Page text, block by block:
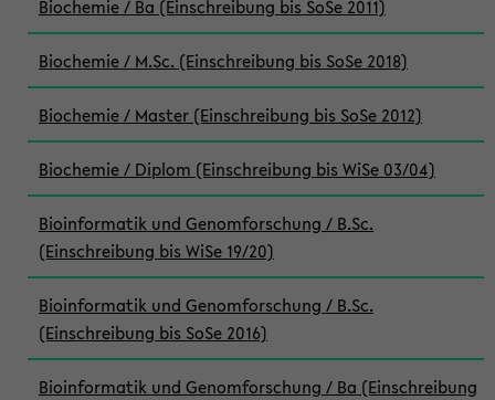
Biochemie / Ba (Einschreibung bis SoSe 2011)
Biochemie / M.Sc. (Einschreibung bis SoSe 2018)
Biochemie / Master (Einschreibung bis SoSe 2012)
Biochemie / Diplom (Einschreibung bis WiSe 03/04)
Bioinformatik und Genomforschung / B.Sc.
(Einschreibung bis WiSe 19/20)
Bioinformatik und Genomforschung / B.Sc.
(Einschreibung bis SoSe 2016)
Bioinformatik und Genomforschung / Ba (Einschreibung